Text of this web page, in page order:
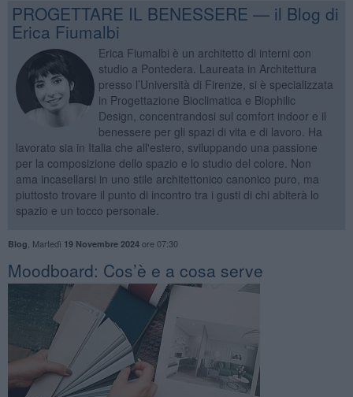
PROGETTARE IL BENESSERE — il Blog di
Erica Fiumalbi
Erica Fiumalbi è un architetto di interni con
studio a Pontedera. Laureata in Architettura
presso l’Università di Firenze, si è specializzata
in Progettazione Bioclimatica e Biophilic
Design, concentrandosi sul comfort indoor e il
benessere per gli spazi di vita e di lavoro. Ha
lavorato sia in Italia che all'estero, sviluppando una passione
per la composizione dello spazio e lo studio del colore. Non
ama incasellarsi in uno stile architettonico canonico puro, ma
piuttosto trovare il punto di incontro tra i gusti di chi abiterà lo
spazio e un tocco personale.
Blog Martedì 19 Novembre 2024ore 07:30
Moodboard: Cos’è e a cosa serve